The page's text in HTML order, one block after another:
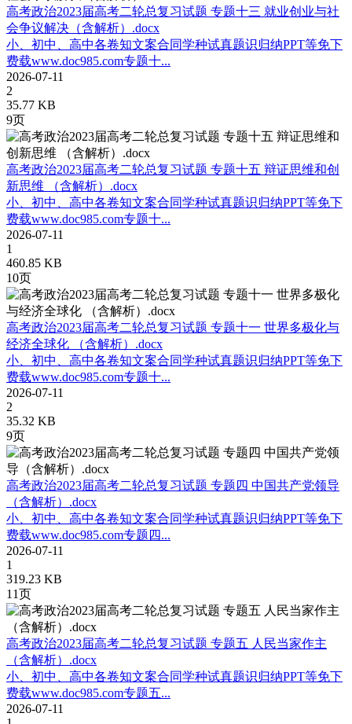
高考政治2023届高考二轮总复习试题 专题十三 就业创业与社
会争议解决（含解析）.docx
小、初中、高中各卷知文案合同学种试真题识归纳PPT等免下
费载www.doc985.com专题十...
2026-07-11
2
35.77 KB
9页
高考政治2023届高考二轮总复习试题 专题十五 辩证思维和创
新思维 （含解析）.docx
小、初中、高中各卷知文案合同学种试真题识归纳PPT等免下
费载www.doc985.com专题十...
2026-07-11
1
460.85 KB
10页
高考政治2023届高考二轮总复习试题 专题十一 世界多极化与
经济全球化 （含解析）.docx
小、初中、高中各卷知文案合同学种试真题识归纳PPT等免下
费载www.doc985.com专题十...
2026-07-11
2
35.32 KB
9页
高考政治2023届高考二轮总复习试题 专题四 中国共产党领导
（含解析）.docx
小、初中、高中各卷知文案合同学种试真题识归纳PPT等免下
费载www.doc985.com专题四...
2026-07-11
1
319.23 KB
11页
高考政治2023届高考二轮总复习试题 专题五 人民当家作主
（含解析）.docx
小、初中、高中各卷知文案合同学种试真题识归纳PPT等免下
费载www.doc985.com专题五...
2026-07-11